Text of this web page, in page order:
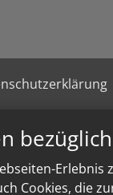
Cookies, die